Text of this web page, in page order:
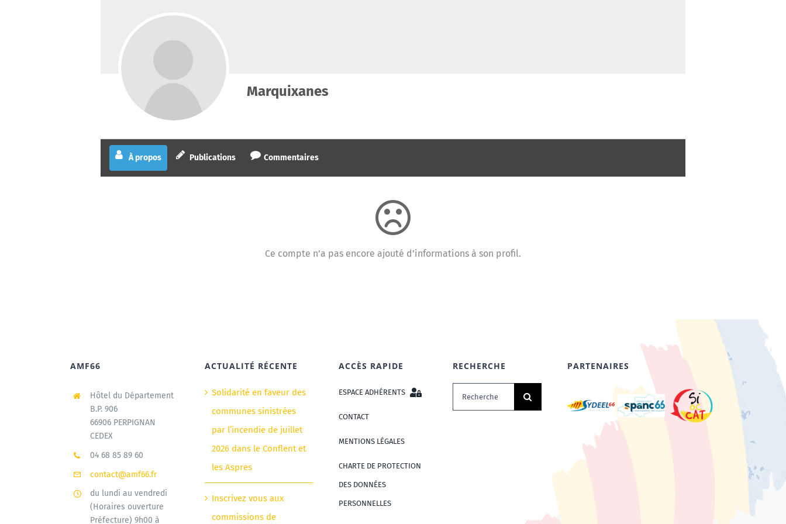
Marquixanes
À propos Publications Commentaires
Ce compte n’a pas encore ajouté d’informations à son profil.
AMF66
Hôtel du Département
B.P. 906
66906 PERPIGNAN
CEDEX
04 68 85 89 60
contact@amf66.fr
du lundi au vendredi
(Horaires ouverture
Préfecture) 9h00 à
ACTUALITÉ RÉCENTE
Solidarité en faveur des
communes sinistrées
par l’incendie de juillet
2026 dans le Conflent et
les Aspres
Inscrivez vous aux
commissions de
ACCÈS RAPIDE
ESPACE ADHÉRENTS
CONTACT
MENTIONS LÉGALES
CHARTE DE PROTECTION
DES DONNÉES
PERSONNELLES
RECHERCHE
Rechercher:
PARTENAIRES